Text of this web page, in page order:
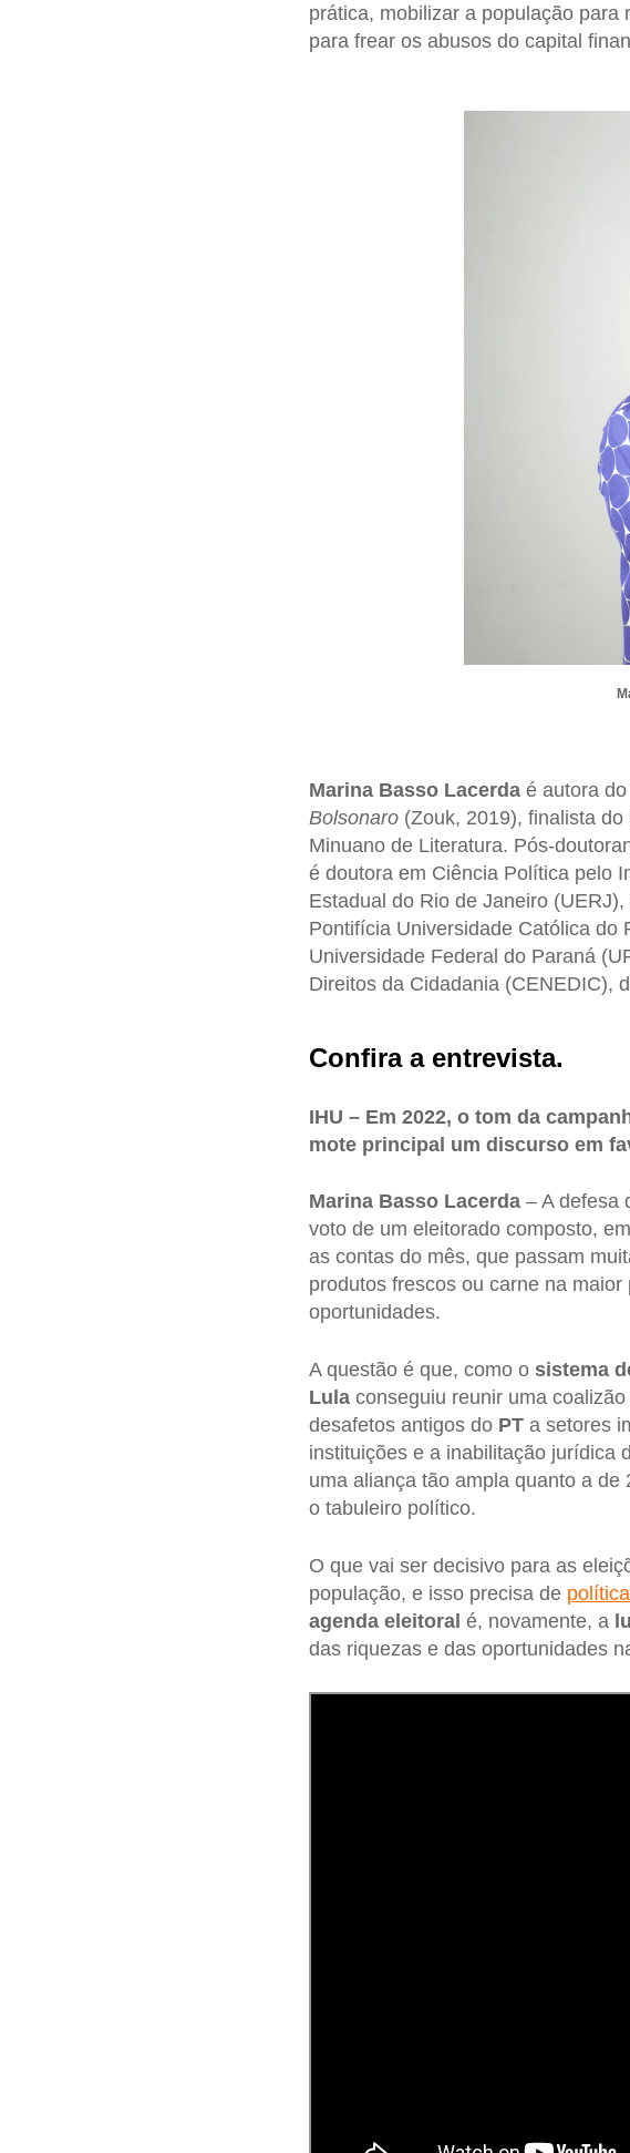
prática, mobilizar a população
para frear os abusos do capital
Marina Basso Lacerdaé autora do
Bolsonaro(Zouk, 2019), finalista do
Minuano de Literatura. Pós-
é doutora em Ciência Política pelo
Estadual do Rio de Janeiro
Pontifícia Universidade Católica do
Universidade Federal do Paraná
Direitos da Cidadania (CENEDIC),
Confira a entrevista.
IHU – Em 2022, o tom da
mote principal um discurso em
Marina Basso Lacerda– A defesa
voto de um eleitorado composto,
as contas do mês, que passam
produtos frescos ou carne na
oportunidades.
A questão é que, como o sistema
Lulaconseguiu reunir uma
desafetos antigos do PTa setores
instituições e a inabilitação jurídica
uma aliança tão ampla quanto a
o tabuleiro político.
O que vai ser decisivo para as
população, e isso precisa de
agenda eleitoral é, novamente, a
das riquezas e das oportunidades